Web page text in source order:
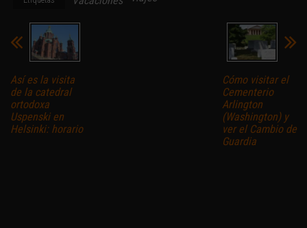
Así es la visita
de la catedral
ortodoxa
Uspenski en
Helsinki: horario
Cómo visitar el
Cementerio
Arlington
(Washington) y
ver el Cambio de
Guardia